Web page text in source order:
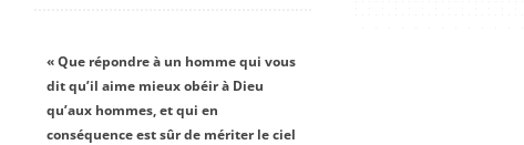
« Que répondre à un homme qui vous
dit qu’il aime mieux obéir à Dieu
qu’aux hommes, et qui en
conséquence est sûr de mériter le ciel